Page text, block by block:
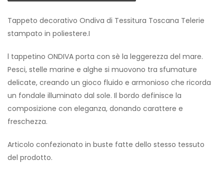
Tappeto decorativo Ondiva di Tessitura Toscana Telerie
stampato in poliestere.I
l tappetino ONDIVA porta con sè la leggerezza del mare.
Pesci, stelle marine e alghe si muovono tra sfumature
delicate, creando un gioco fluido e armonioso che ricorda
un fondale illuminato dal sole. Il bordo definisce la
composizione con eleganza, donando carattere e
freschezza.
Articolo confezionato in buste fatte dello stesso tessuto
del prodotto.